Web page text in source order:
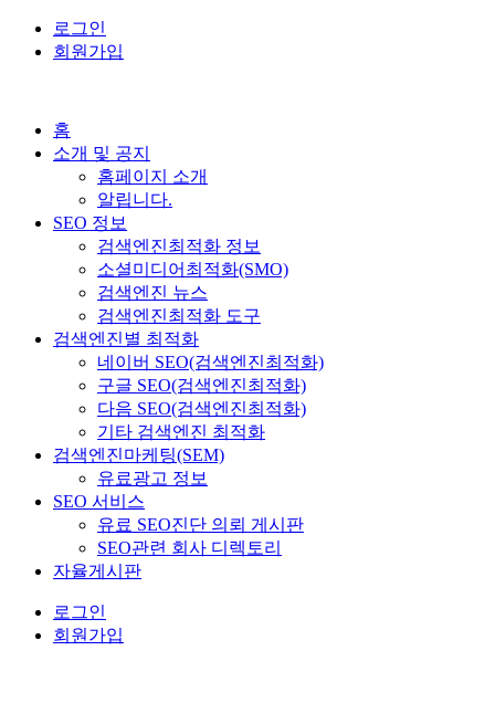
로그인
회원가입
홈
소개 및 공지
홈페이지 소개
알립니다.
SEO 정보
검색엔진최적화 정보
소셜미디어최적화(SMO)
검색엔진 뉴스
검색엔진최적화 도구
검색엔진별 최적화
네이버 SEO(검색엔진최적화)
구글 SEO(검색엔진최적화)
다음 SEO(검색엔진최적화)
기타 검색엔진 최적화
검색엔진마케팅(SEM)
유료광고 정보
SEO 서비스
유료 SEO진단 의뢰 게시판
SEO관련 회사 디렉토리
자율게시판
로그인
회원가입